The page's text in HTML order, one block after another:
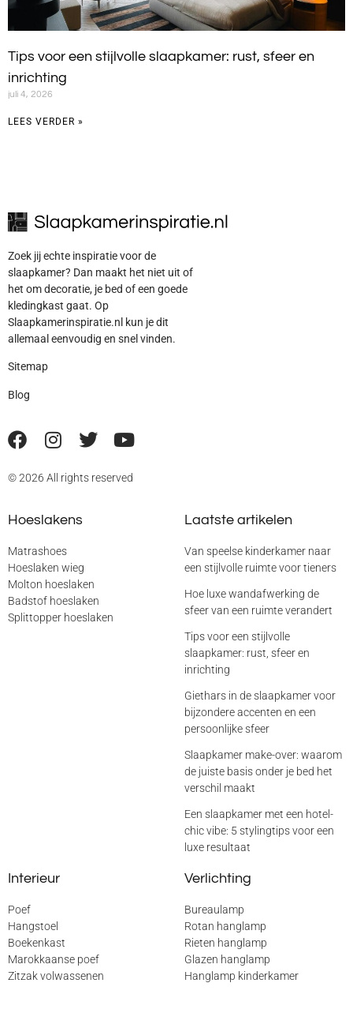
Tips voor een stijlvolle slaapkamer: rust, sfeer en
inrichting
juli 4, 2026
LEES VERDER »
Zoek jij echte inspiratie voor de
slaapkamer? Dan maakt het niet uit of
het om decoratie, je bed of een goede
kledingkast gaat. Op
Slaapkamerinspiratie.nl kun je dit
allemaal eenvoudig en snel vinden.
Sitemap
Blog
© 2026 All rights reserved
Hoeslakens
Matrashoes
Hoeslaken wieg
Molton hoeslaken
Badstof hoeslaken
Splittopper hoeslaken
Laatste artikelen
Van speelse kinderkamer naar
een stijlvolle ruimte voor tieners
Hoe luxe wandafwerking de
sfeer van een ruimte verandert
Tips voor een stijlvolle
slaapkamer: rust, sfeer en
inrichting
Giethars in de slaapkamer voor
bijzondere accenten en een
persoonlijke sfeer
Slaapkamer make-over: waarom
de juiste basis onder je bed het
verschil maakt
Een slaapkamer met een hotel-
chic vibe: 5 stylingtips voor een
luxe resultaat
Interieur
Poef
Hangstoel
Boekenkast
Marokkaanse poef
Zitzak volwassenen
Verlichting
Bureaulamp
Rotan hanglamp
Rieten hanglamp
Glazen hanglamp
Hanglamp kinderkamer